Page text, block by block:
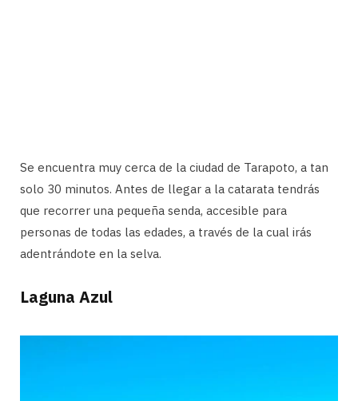
Se encuentra muy cerca de la ciudad de Tarapoto, a tan
solo 30 minutos. Antes de llegar a la catarata tendrás
que recorrer una pequeña senda, accesible para
personas de todas las edades, a través de la cual irás
adentrándote en la selva.
Laguna Azul